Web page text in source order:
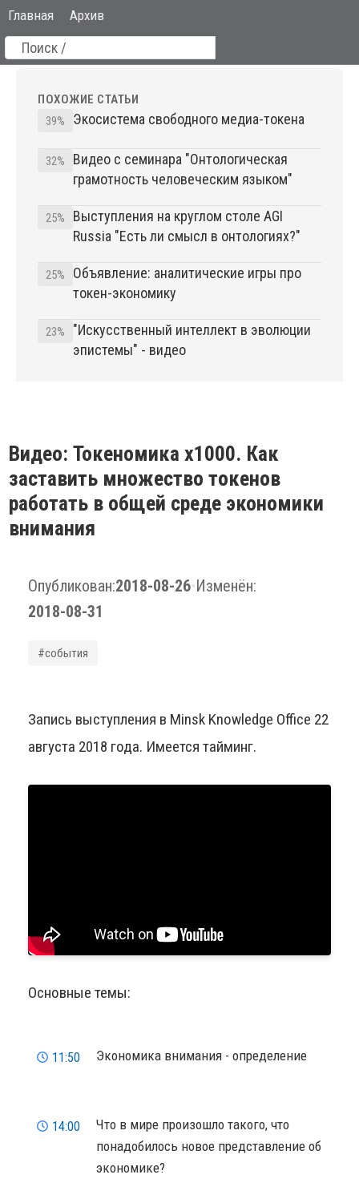
Главная Архив
ПОХОЖИЕ СТАТЬИ
39%
Экосистема свободного медиа-токена
32%
Видео с семинара "Онтологическая
грамотность человеческим языком"
25%
Выступления на круглом столе AGI
Russia "Есть ли смысл в онтологиях?"
25%
Объявление: аналитические игры про
токен-экономику
23%
"Искусственный интеллект в эволюции
эпистемы" - видео
Видео: Токеномика х1000. Как
заставить множество токенов
работать в общей среде экономики
внимания
Опубликован:2018-08-26•Изменён:
2018-08-31
#события
Запись выступления в Minsk Knowledge Office 22
августа 2018 года. Имеется тайминг.
Основные темы:
11:50 Экономика внимания - определение
14:00
Что в мире произошло такого, что
понадобилось новое представление об
экономике?